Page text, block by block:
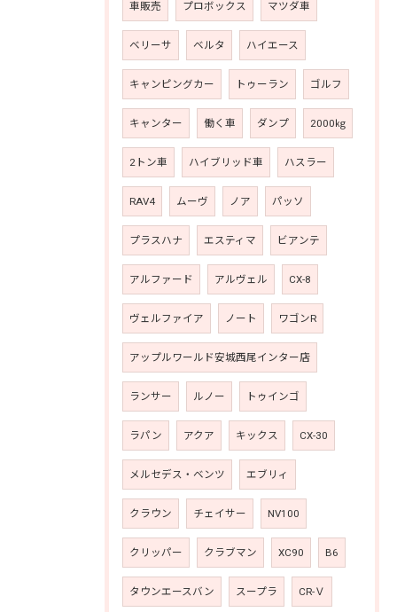
車販売 プロボックス マツダ車
ベリーサ ベルタ ハイエース
キャンピングカー トゥーラン ゴルフ
キャンター 働く車 ダンプ 2000㎏
2トン車 ハイブリッド車 ハスラー
RAV4 ムーヴ ノア パッソ
プラスハナ エスティマ ビアンテ
アルファード アルヴェル CX-8
ヴェルファイア ノート ワゴンR
アップルワールド安城西尾インター店
ランサー ルノー トゥインゴ
ラパン アクア キックス CX-30
メルセデス・ベンツ エブリィ
クラウン チェイサー NV100
クリッパー クラブマン XC90 B6
タウンエースバン スープラ CR-Ｖ